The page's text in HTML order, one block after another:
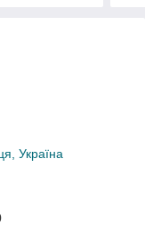
Україна